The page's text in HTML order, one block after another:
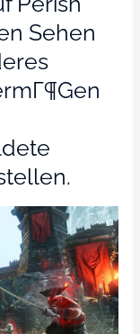
Sehen